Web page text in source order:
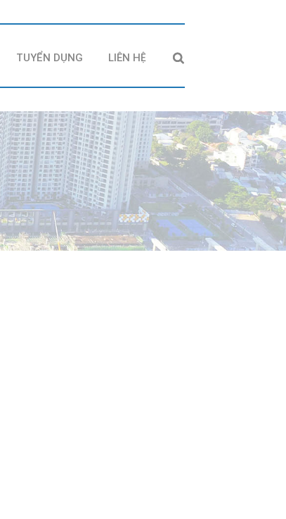
TUYỂN DỤNG LIÊN HỆ